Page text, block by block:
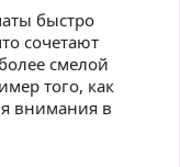
быстро
сочетают
смелой
того, как
внимания в